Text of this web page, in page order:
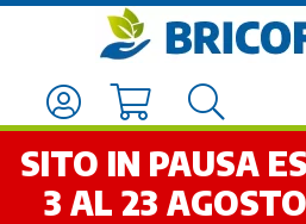
SITO IN PAUSA
3 AL 23